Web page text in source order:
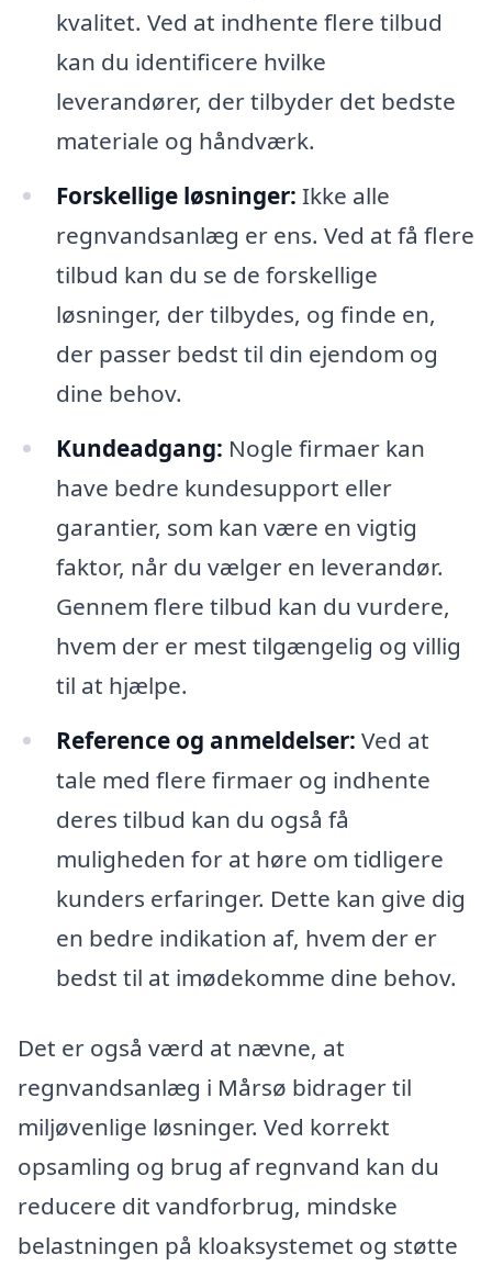
kvalitet. Ved at indhente flere tilbud
kan du identificere hvilke
leverandører, der tilbyder det bedste
materiale og håndværk.
Forskellige løsninger: Ikke alle
regnvandsanlæg er ens. Ved at få flere
tilbud kan du se de forskellige
løsninger, der tilbydes, og finde en,
der passer bedst til din ejendom og
dine behov.
Kundeadgang: Nogle firmaer kan
have bedre kundesupport eller
garantier, som kan være en vigtig
faktor, når du vælger en leverandør.
Gennem flere tilbud kan du vurdere,
hvem der er mest tilgængelig og villig
til at hjælpe.
Reference og anmeldelser: Ved at
tale med flere firmaer og indhente
deres tilbud kan du også få
muligheden for at høre om tidligere
kunders erfaringer. Dette kan give dig
en bedre indikation af, hvem der er
bedst til at imødekomme dine behov.
Det er også værd at nævne, at
regnvandsanlæg i Mårsø bidrager til
miljøvenlige løsninger. Ved korrekt
opsamling og brug af regnvand kan du
reducere dit vandforbrug, mindske
belastningen på kloaksystemet og støtte